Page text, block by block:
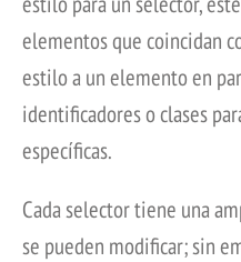
elementos que coincidan
estilo a un elemento en
identificadores o clases
específicas.
Cada selector tiene una
se pueden modificar; sin